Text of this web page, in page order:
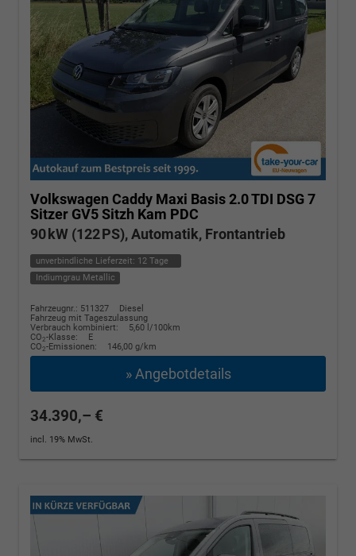
Volkswagen Caddy Maxi Basis 2.0 TDI DSG 7
Sitzer GV5 Sitzh Kam PDC
90 kW (122 PS), Automatik, Frontantrieb
unverbindliche Lieferzeit: 12 Tage
Indiumgrau Metallic
Fahrzeugnr.: 511327
Diesel
Fahrzeug mit Tageszulassung
Verbrauch kombiniert:
5,60 l/100km
CO2-Klasse:
E
CO2-Emissionen: 146,00 g/km
» Angebotdetails
34.390,– €
incl. 19% MwSt.